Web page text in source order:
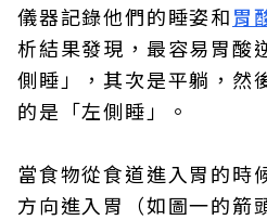
儀器記錄他們的睡姿和胃
析結果發現，最容易胃酸
側睡」，其次是平躺，然
的是「左側睡」。
當食物從食道進入胃的時
方向進入胃（如圖一的箭